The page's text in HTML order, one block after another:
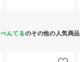
ぺんてるのその他の人気商品